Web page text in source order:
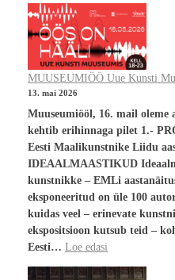
MUUSEUMIÖÖ Uue Kunsti
13. mai 2026
Muuseumiööl, 16. mail oleme
kehtib erihinnaga pilet 1.-
Eesti Maalikunstnike Liidu
IDEAALMAASTIKUD
kunstnikke – EMLi
eksponeeritud on üle 100
kuidas veel – erinevate
ekspositsioon kutsub teid –
Eesti… Loe edasi